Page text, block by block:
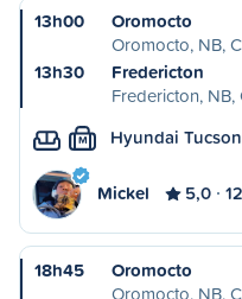
13h00
Oromocto
Oromocto, NB,
13h30
Fredericton
Fredericton, NB,
M Hyundai
Mickel 5,0
18h45
Oromocto
Oromocto, NB,